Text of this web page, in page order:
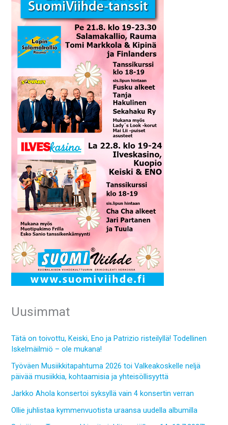
Uusimmat
Tätä on toivottu, Keiski, Eno ja Patrizio risteilyllä! Todellinen
Iskelmäilmiö – ole mukana!
Työväen Musiikkitapahtuma 2026 toi Valkeakoskelle neljä
päivää musiikkia, kohtaamisia ja yhteisöllisyyttä
Jarkko Ahola konsertoi syksyllä vain 4 konsertin verran
Ollie juhlistaa kymmenvuotista uraansa uudella albumilla